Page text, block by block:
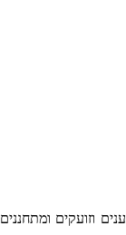
וזועקים ומתחננים